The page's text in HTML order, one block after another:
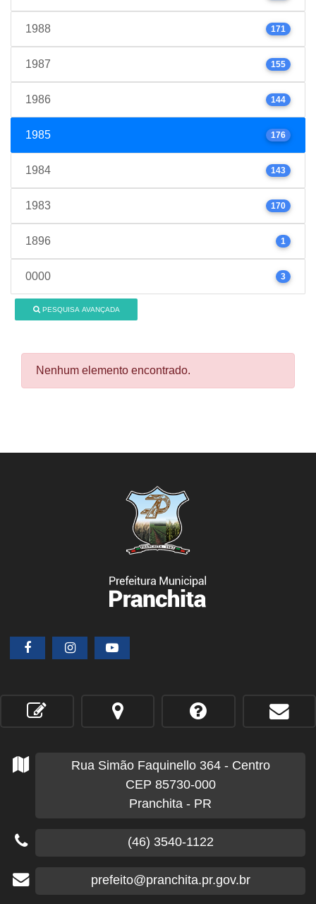
1988 171
1987 155
1986 144
1985 176
1984 143
1983 170
1896 1
0000 3
PESQUISA AVANÇADA
Nenhum elemento encontrado.
Rua Simão Faquinello 364 - Centro
CEP 85730-000
Pranchita - PR
(46) 3540-1122
prefeito@pranchita.pr.gov.br